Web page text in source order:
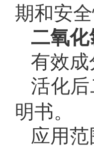
期和安
二氧化
有效成
活化
明书。
应用范